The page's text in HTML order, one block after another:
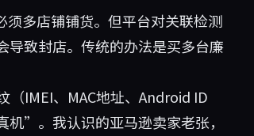
多店铺铺货。但平台对关联检测
导致封店。传统的办法是买多台廉
（IMEI、MAC地址、Android ID
”。我认识的亚马逊卖家老张，